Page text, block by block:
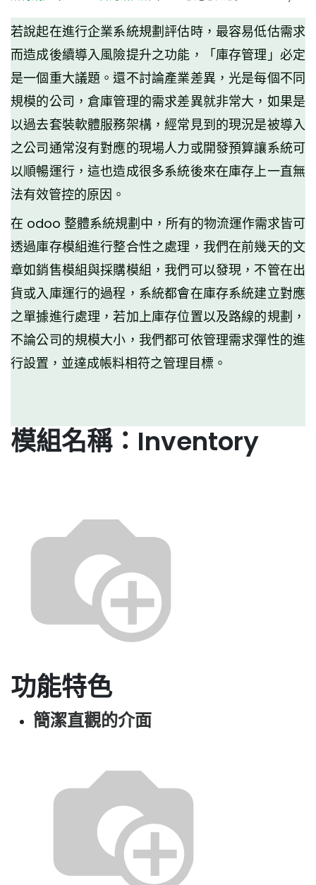
若說起在進行企業系統規劃評估時，最容易低估需求
而造成後續導入風險提升之功能，「庫存管理」必定
是一個重大議題。還不討論產業差異，光是每個不同
規模的公司，倉庫管理的需求差異就非常大，如果是
以過去套裝軟體服務架構，經常見到的現況是被導入
之公司通常沒有對應的現場人力或開發預算讓系統可
以順暢運行，這也造成很多系統後來在庫存上一直無
法有效管控的原因。
在 odoo 整體系統規劃中，所有的物流運作需求皆可
透過庫存模組進行整合性之處理，我們在前幾天的文
章如銷售模組與採購模組，我們可以發現，不管在出
貨或入庫運行的過程，系統都會在庫存系統建立對應
之單據進行處理，若加上庫存位置以及路線的規劃，
不論公司的規模大小，我們都可依管理需求彈性的進
行設置，並達成帳料相符之管理目標。
模組名稱：Inventory
功能特色
簡潔直觀的介面